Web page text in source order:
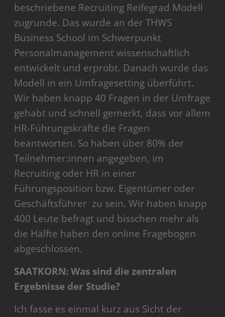
beschriebene Recruiting Reifegrad Modell
zugrunde. Das wurde an der THWS
Business School im Schwerpunkt
Personalmanagement wissenschaftlich
entwickelt und erprobt. Danach wurde das
Modell in ein Umfragesetting überführt.
Wir haben knapp 40 Fragen in der Umfrage
gehabt und schnell gemerkt, dass vor allem
HR-Führungskräfte die Fragen
beantworten. So haben über 80% der
Teilnehmer:innen angegeben, im
Recruiting oder HR in einer
Führungsposition bzw. Eigentümer oder
Geschäftsführer zu sein. Wir haben knapp
400 Leute befragt und bisschen mehr als
die Hälfte haben den online Fragebogen
abgeschlossen.
SAATKORN: Was sind die zentralen
Ergebnisse der Studie?
Ich fasse es einmal kurz aus Sicht der